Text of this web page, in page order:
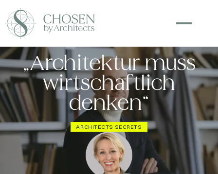
„Architektur muss
wirtschaftlich
denken“
ARCHITECTS SECRETS